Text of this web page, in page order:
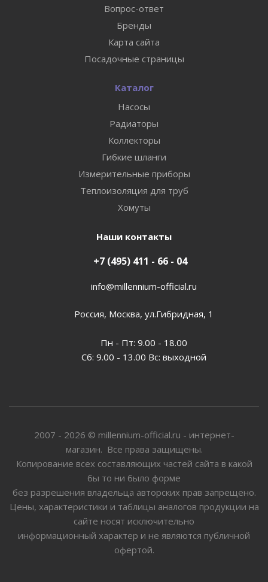
Вопрос-ответ
Бренды
Карта сайта
Посадочные страницы
Каталог
Насосы
Радиаторы
Коллекторы
Гибкие шланги
Измерительные приборы
Теплоизоляция для труб
Хомуты
Наши контакты
+7 (495) 411 - 66 - 04
info@millennium-official.ru
Россия, Москва, ул.Гибридная, 1
Пн - Пт: 9.00 - 18.00
Сб: 9.00 - 13.00 Вс: выходной
2007 - 2026 © millennium-official.ru - интернет-
магазин. Все права защищены.
Копирование всех составляющих частей сайта в какой
бы то ни было форме
без разрешения владельца авторских прав запрещено.
Цены, характеристики и таблицы аналогов продукции на
сайте носят исключительно
информационный характер и не являются публичной
офертой.